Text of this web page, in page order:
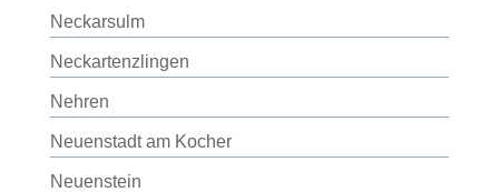
Neckarsulm
Neckartenzlingen
Nehren
Neuenstadt am Kocher
Neuenstein